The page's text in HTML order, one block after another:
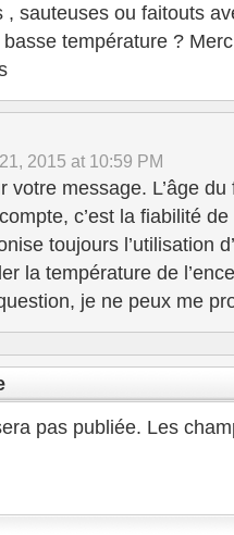
, sauteuses ou faitouts
température ?
2015 at 10:59 PM
message. L’âge du
c’est la fiabilité
toujours l’utilisation
la température de
je ne peux me
pas publiée. Les